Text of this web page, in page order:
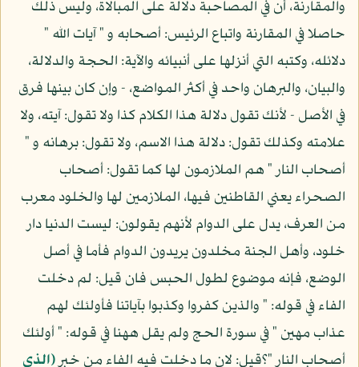
والمقارنة، أن في المصاحبة دلالة على المبالاة، وليس ذلك
حاصلا في المقارنة واتباع الرئيس: أصحابه و " آيات الله "
دلائله، وكتبه التي أنزلها على أنبيائه والآية: الحجة والدلالة،
والبيان، والبرهان واحد في أكثر المواضع، - وإن كان بينها فرق
في الأصل - لأنك تقول دلالة هذا الكلام كذا ولا تقول: آيته، ولا
علامته وكذلك تقول: دلالة هذا الاسم، ولا تقول: برهانه و "
أصحاب النار " هم الملازمون لها كما تقول: أصحاب
الصحراء يعني القاطنين فيها، الملازمين لها والخلود معرب
من العرف، يدل على الدوام لأنهم يقولون: ليست الدنيا دار
خلود، وأهل الجنة مخلدون يريدون الدوام فأما في أصل
الوضع، فإنه موضوع لطول الحبس فان قيل: لم دخلت
الفاء في قوله: " والذين كفروا وكذبوا بآياتنا فأولئك لهم
عذاب مهين " في سورة الحج ولم يقل ههنا في قوله: " أولئك
أصحاب النار "؟قيل: لان ما دخلت فيه الفاء من خبر(الذي